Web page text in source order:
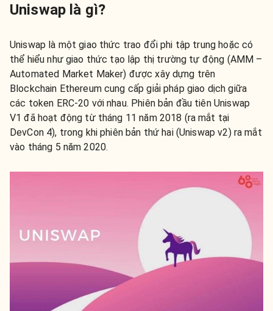
Uniswap là gì?
Uniswap là một giao thức trao đổi phi tập trung hoặc có
thể hiểu như giao thức tạo lập thị trường tự động (AMM –
Automated Market Maker) được xây dựng trên
Blockchain Ethereum cung cấp giải pháp giao dịch giữa
các token ERC-20 với nhau. Phiên bản đầu tiên Uniswap
V1 đã hoạt động từ tháng 11 năm 2018 (ra mắt tại
DevCon 4), trong khi phiên bản thứ hai (Uniswap v2) ra mắt
vào tháng 5 năm 2020.